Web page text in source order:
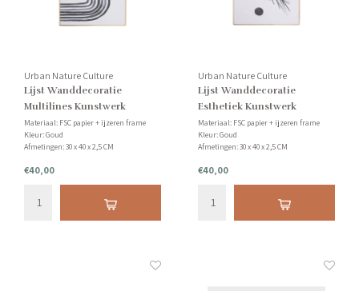
Urban Nature Culture
Lijst Wanddecoratie
Multilines Kunstwerk
Materiaal: FSC papier + ijzeren frame
Kleur: Goud
Afmetingen: 30 x 40 x 2,5 CM
€40,00
Urban Nature Culture
Lijst Wanddecoratie
Esthetiek Kunstwerk
Materiaal: FSC papier + ijzeren frame
Kleur: Goud
Afmetingen: 30 x 40 x 2,5 CM
€40,00